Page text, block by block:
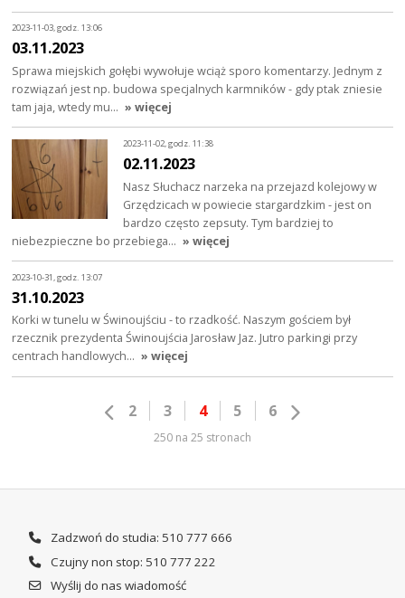
2023-11-03, godz. 13:06
03.11.2023
Sprawa miejskich gołębi wywołuje wciąż sporo komentarzy. Jednym z
rozwiązań jest np. budowa specjalnych karmników - gdy ptak zniesie
tam jaja, wtedy mu… » więcej
2023-11-02, godz. 11:38
02.11.2023
Nasz Słuchacz narzeka na przejazd kolejowy w
Grzędzicach w powiecie stargardzkim - jest on
bardzo często zepsuty. Tym bardziej to
niebezpieczne bo przebiega… » więcej
2023-10-31, godz. 13:07
31.10.2023
Korki w tunelu w Świnoujściu - to rzadkość. Naszym gościem był
rzecznik prezydenta Świnoujścia Jarosław Jaz. Jutro parkingi przy
centrach handlowych… » więcej
2 3 4 5 6
250 na 25 stronach
Zadzwoń do studia: 510 777 666
Czujny non stop: 510 777 222
Wyślij do nas wiadomość